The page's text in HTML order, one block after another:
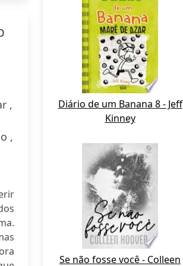
,
,
Diário de um Banana 8 - Jeff
Kinney
Se não fosse você - Colleen